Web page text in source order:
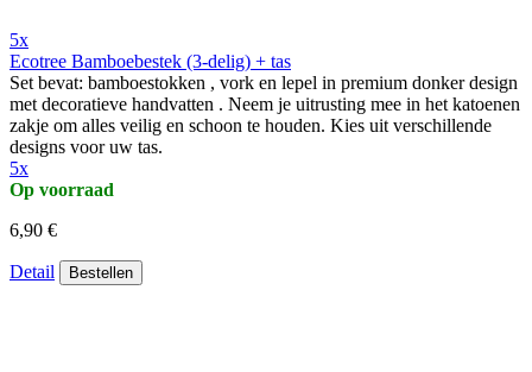
5x
Ecotree Bamboebestek (3-delig) + tas
Set bevat: bamboestokken , vork en lepel in premium donker design
met decoratieve handvatten . Neem je uitrusting mee in het katoenen
zakje om alles veilig en schoon te houden. Kies uit verschillende
designs voor uw tas.
5x
Op voorraad
6,90 €
Detail Bestellen